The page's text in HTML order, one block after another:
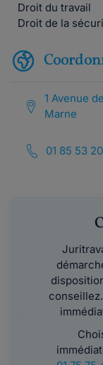
Droit du travail
Droit de la
1 Avenue
Marne
01 85 53